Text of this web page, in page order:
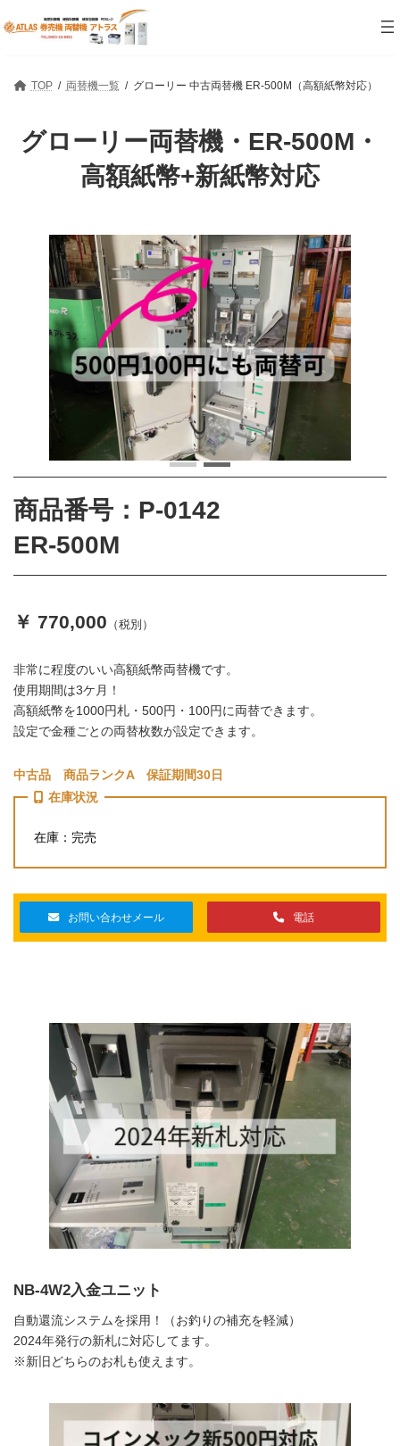
ン
テ
ビ
ゲ
TOP 両替機一覧 グローリー 中古両替機 ER-500M（高額紙幣対応）
グローリー両替機・ER-500M・
高額紙幣+新紙幣対応
商品番号：P-0142
ER-500M
￥ 770,000 （税別）
非常に程度のいい高額紙幣両替機です。
使用期間は3ケ月！
高額紙幣を1000円札・500円・100円に両替できます。
設定で金種ごとの両替枚数が設定できます。
中古品 商品ランクA 保証期間30日
在庫状況
在庫：完売
お問い合わせメール 電話
NB-4W2入金ユニット
自動還流システムを採用！（お釣りの補充を軽減）
2024年発行の新札に対応してます。
※新旧どちらのお札も使えます。